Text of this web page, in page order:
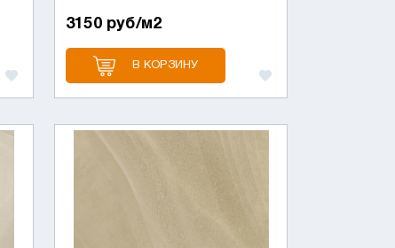
3150 руб/м2
В КОРЗИНУ